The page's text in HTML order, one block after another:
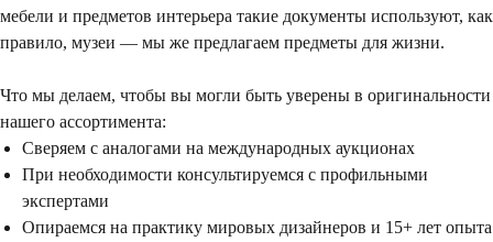
мебели и предметов интерьера такие документы используют, как
правило, музеи — мы же предлагаем предметы для жизни.
Что мы делаем, чтобы вы могли быть уверены в оригинальности
нашего ассортимента:
Сверяем с аналогами на международных аукционах
При необходимости консультируемся с профильными
экспертами
Опираемся на практику мировых дизайнеров и 15+ лет опыта